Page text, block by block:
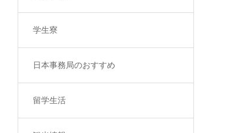
学生寮
日本事務局のおすすめ
留学生活